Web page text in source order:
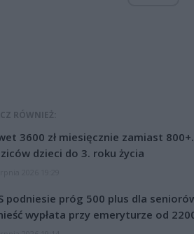
RÓWNIEŻ:
3600 zł miesięcznie zamiast
dzieci do 3. roku życia
podniesie próg 500 plus dla
wypłata przy emeryturze od